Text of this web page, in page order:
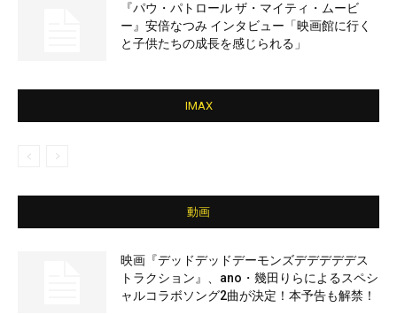
『パウ・パトロール ザ・マイティ・ムービ
ー』安倍なつみ インタビュー「映画館に行く
と子供たちの成長を感じられる」
IMAX
動画
映画『デッドデッドデーモンズデデデデデス
トラクション』、ano・幾田りらによるスペシ
ャルコラボソング2曲が決定！本予告も解禁！